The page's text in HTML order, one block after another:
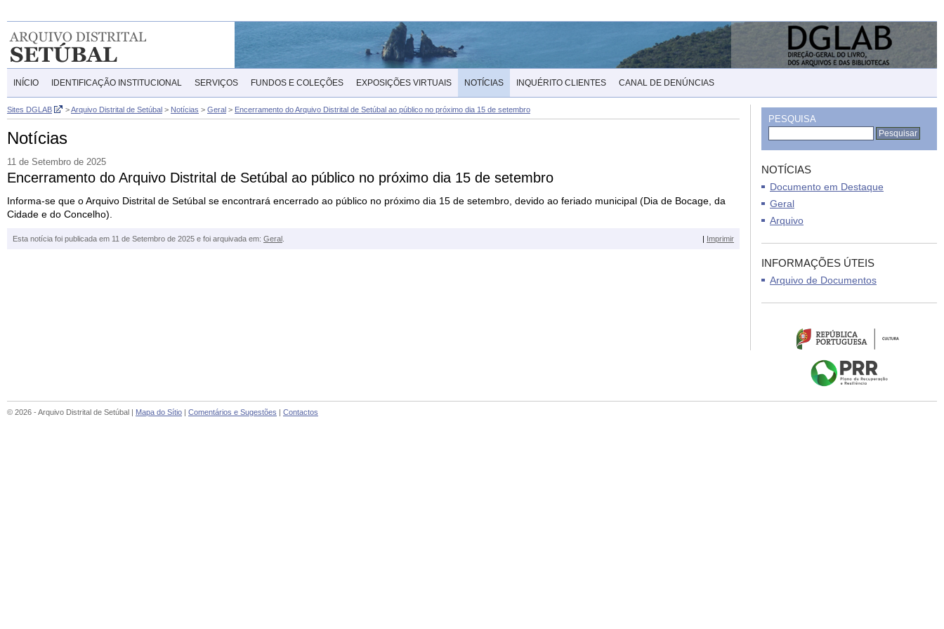
INÍCIO IDENTIFICAÇÃO INSTITUCIONAL SERVIÇOS FUNDOS E COLEÇÕES EXPOSIÇÕES VIRTUAIS NOTÍCIAS INQUÉRITO CLIENTES CANAL DE DENÚNCIAS
Sites DGLAB >Arquivo Distrital de Setúbal > Notícias > Geral > Encerramento do Arquivo Distrital de Setúbal ao público no próximo dia 15 de setembro
Notícias
11 de Setembro de 2025
Encerramento do Arquivo Distrital de Setúbal ao público no próximo dia 15 de setembro
Informa-se que o Arquivo Distrital de Setúbal se encontrará encerrado ao público no próximo dia 15 de setembro, devido ao feriado municipal (Dia de Bocage, da
Cidade e do Concelho).
Esta notícia foi publicada em 11 de Setembro de 2025 e foi arquivada em: Geral | Imprimir
PESQUISA
NOTÍCIAS
Documento em Destaque
Geral
Arquivo
INFORMAÇÕES ÚTEIS
Arquivo de Documentos
© 2026 - Arquivo Distrital de Setúbal | Mapa do Sítio Comentários e Sugestões Contactos